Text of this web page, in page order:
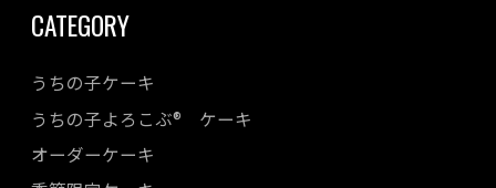
2023年08月
2023年06月
2023年05月
2023年04月
CATEGORY
うちの子ケーキ
うちの子よろこぶ® ケーキ
オーダーケーキ